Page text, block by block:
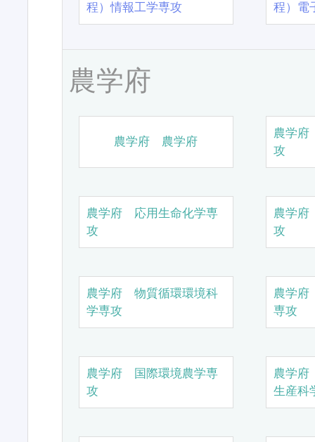
程）情報工学専攻
程）電
農学府
農学府 農学府
農学
攻
農学府 応用生命化学専
攻
農学
攻
農学府 物質循環環境科
学専攻
農学
専攻
農学府 国際環境農学専
攻
農学
生産科